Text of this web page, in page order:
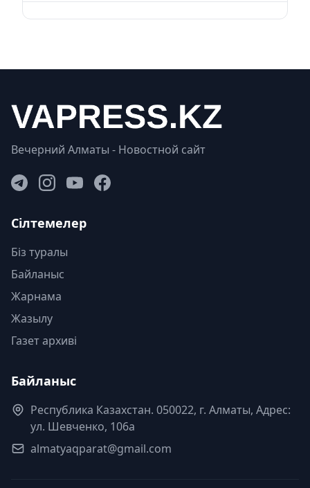
Вечерний Алматы - Новостной сайт
Сілтемелер
Біз туралы
Байланыс
Жарнама
Жазылу
Газет архиві
Байланыс
Республика Казахстан. 050022, г. Алматы, Адрес:
ул. Шевченко, 106а
almatyaqparat@gmail.com